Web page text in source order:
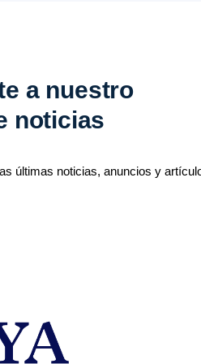
a nuestro
noticias
últimas noticias, anuncios y